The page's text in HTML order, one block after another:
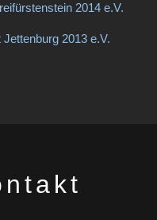
2014 e.V.
2013 e.V.